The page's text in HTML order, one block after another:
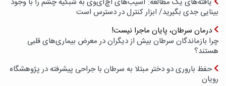
بینایی جدی بگیرید/ ابزار کنترل در دسترس است
درمان سرطان، پایان ماجرا نیست!
چرا بازماندگان سرطان بیش از دیگران در معرض بیماری‌های قلبی
هستند؟
حفظ باروری دو دختر مبتلا به سرطان با جراحی پیشرفته در پژوهشگاه
رویان